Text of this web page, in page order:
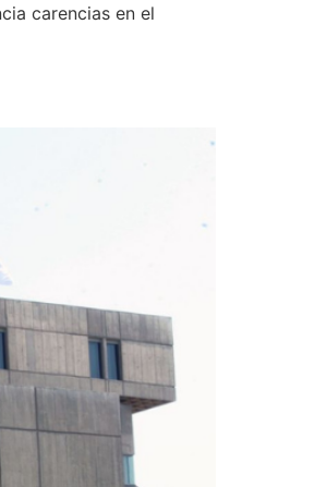
carencias en el